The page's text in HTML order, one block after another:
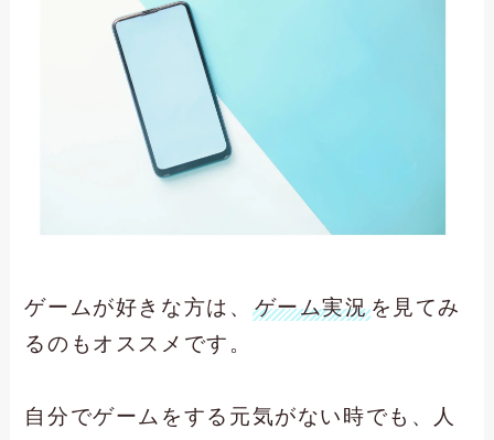
ゲームが好きな方は、 ゲーム実況を見てみ
るのもオススメです。
自分でゲームをする元気がない時でも、人